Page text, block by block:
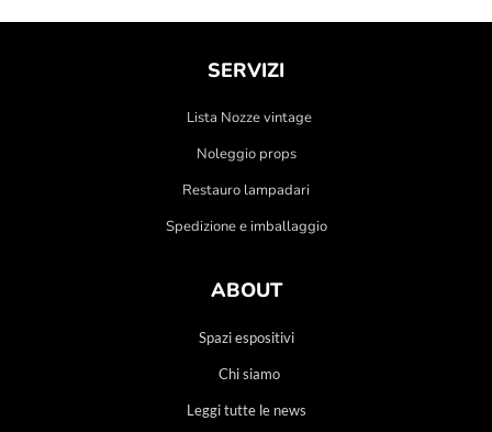
SERVIZI
Lista Nozze vintage
Noleggio props
Restauro lampadari
Spedizione e imballaggio
ABOUT
Spazi espositivi
Chi siamo
Leggi tutte le news